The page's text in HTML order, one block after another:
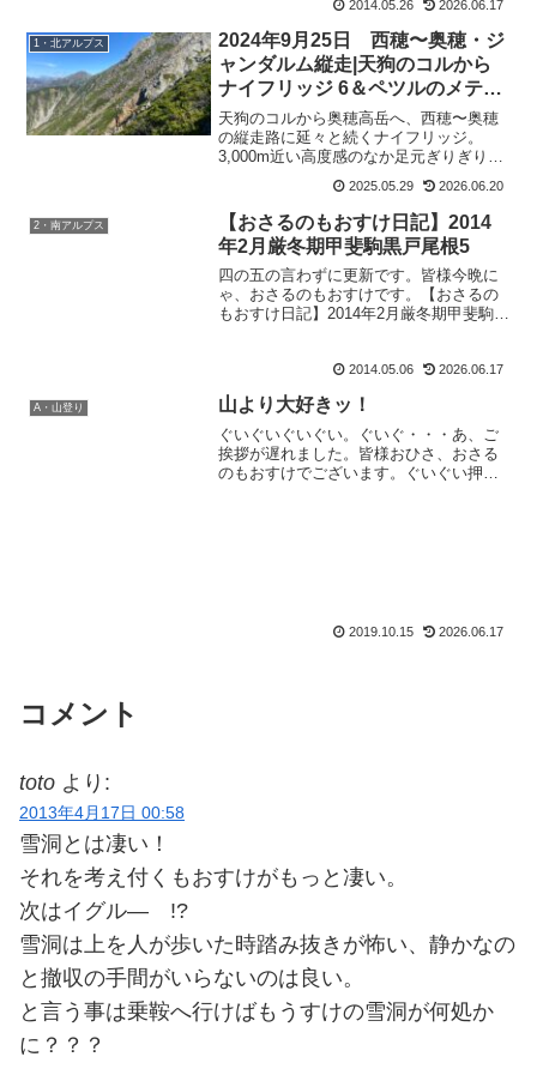
2014.05.26 2026.06.17
1・北アルプス
2024年9月25日 西穂〜奥穂・ジ
ャンダルム縦走|天狗のコルから
ナイフリッジ 6＆ペツルのメテオ
をカスタマイズ
天狗のコルから奥穂高岳へ、西穂〜奥穂
の縦走路に延々と続くナイフリッジ。
3,000m近い高度感のなか足元ぎりぎりの
ンダルムの岩峰が現れるまでをまとめた
縦走記その6です
2025.05.29 2026.06.20
2・南アルプス
【おさるのもおすけ日記】2014
年2月厳冬期甲斐駒黒戸尾根5
四の五の言わずに更新です。皆様今晩に
ゃ、おさるのもおすけです。【おさるの
もおすけ日記】2014年2月厳冬期甲斐駒黒
達。でも、こうちゃんは昨日も散々寝た
せいか、朝か...
2014.05.06 2026.06.17
A・山登り 山より大好きッ！
ぐいぐいぐいぐい。ぐいぐ・・・あ、ご
挨拶が遅れました。皆様おひさ、おさる
のもおすけでございます。ぐいぐい押し
2019.10.15 2026.06.17
コメント
toto より:
2013年4月17日 00:58
雪洞とは凄い！
それを考え付くもおすけがもっと凄い。
次はイグル― !?
雪洞は上を人が歩いた時踏み抜きが怖い、静かなの
と撤収の手間がいらないのは良い。
と言う事は乗鞍へ行けばもうすけの雪洞が何処か
に？？？